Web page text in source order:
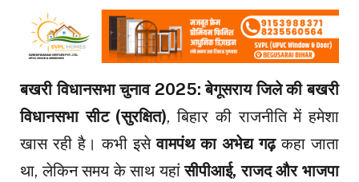
बखरी विधानसभा चुनाव 2025: बेगूसराय जिले की बखरी
विधानसभा सीट (सुरक्षित), बिहार की राजनीति में हमेशा
खास रही है। कभी इसेवामपंथ का अभेद्य गढ़कहा जाता
था, लेकिन समय के साथ यहांसीपीआई, राजद और भाजपा